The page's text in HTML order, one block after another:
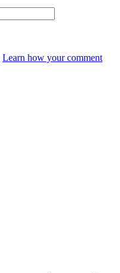
Learn how your comment